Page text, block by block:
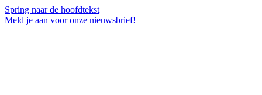
Spring naar de hoofdtekst
Meld je aan voor onze nieuwsbrief!